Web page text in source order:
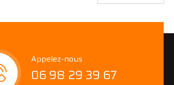
Appelez-nous
06 98 29 39 67